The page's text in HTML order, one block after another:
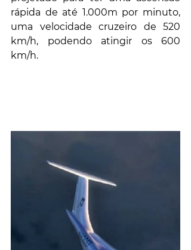
rápida de até 1.000m por minuto,
uma velocidade cruzeiro de 520
km/h, podendo atingir os 600
km/h.